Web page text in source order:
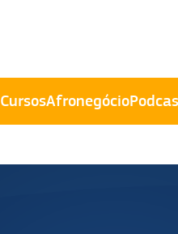
CursosAfronegócio